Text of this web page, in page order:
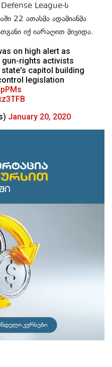
League-ს
22 ათასმა ადამიანმა
იქ იარაღით მივიდა.
on high alert as
rights activists
capitol building
legislation
January 20, 2020